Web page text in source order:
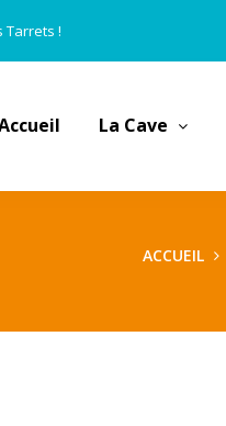
Tarrets !
La Cave
ACCUEIL